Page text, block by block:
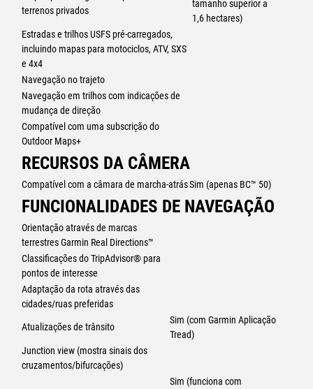
Group Ride Tracker compatível (vendido em separado) para
monitorização de grupo4 e mensagens pré-definidas.
CONTROLADOR PARA GUIADOR
Controle o seu mapa através de botões essenciais e mantenha as
mãos no guiador durante a condução, quando emparelhado com o
seu acessório do controlador do guiador (vendido em separado).
terrenos privados
tamanho superior a
1,6 hectares)
Estradas e trilhos USFS pré-carregados,
incluindo mapas para motociclos, ATV, SXS
e 4x4
Navegação no trajeto
Navegação em trilhos com indicações de
mudança de direção
Compatível com uma subscrição do
Outdoor Maps+
RECURSOS DA CÂMERA
Compatível com a câmara de marcha-atrásSim (apenas BC™ 50)
FUNCIONALIDADES DE NAVEGAÇÃO
Orientação através de marcas
terrestres Garmin Real Directions™
Classificações do TripAdvisor® para
pontos de interesse
Adaptação da rota através das
cidades/ruas preferidas
Atualizações de trânsito
Sim (com Garmin Aplicação
Tread)
Junction view (mostra sinais dos
cruzamentos/bifurcações)
Sim (funciona com